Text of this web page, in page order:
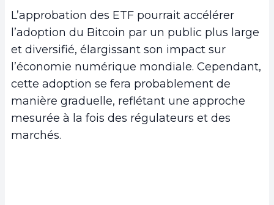
L’approbation des ETF pourrait accélérer
l’adoption du Bitcoin par un public plus large
et diversifié, élargissant son impact sur
l’économie numérique mondiale. Cependant,
cette adoption se fera probablement de
manière graduelle, reflétant une approche
mesurée à la fois des régulateurs et des
marchés.